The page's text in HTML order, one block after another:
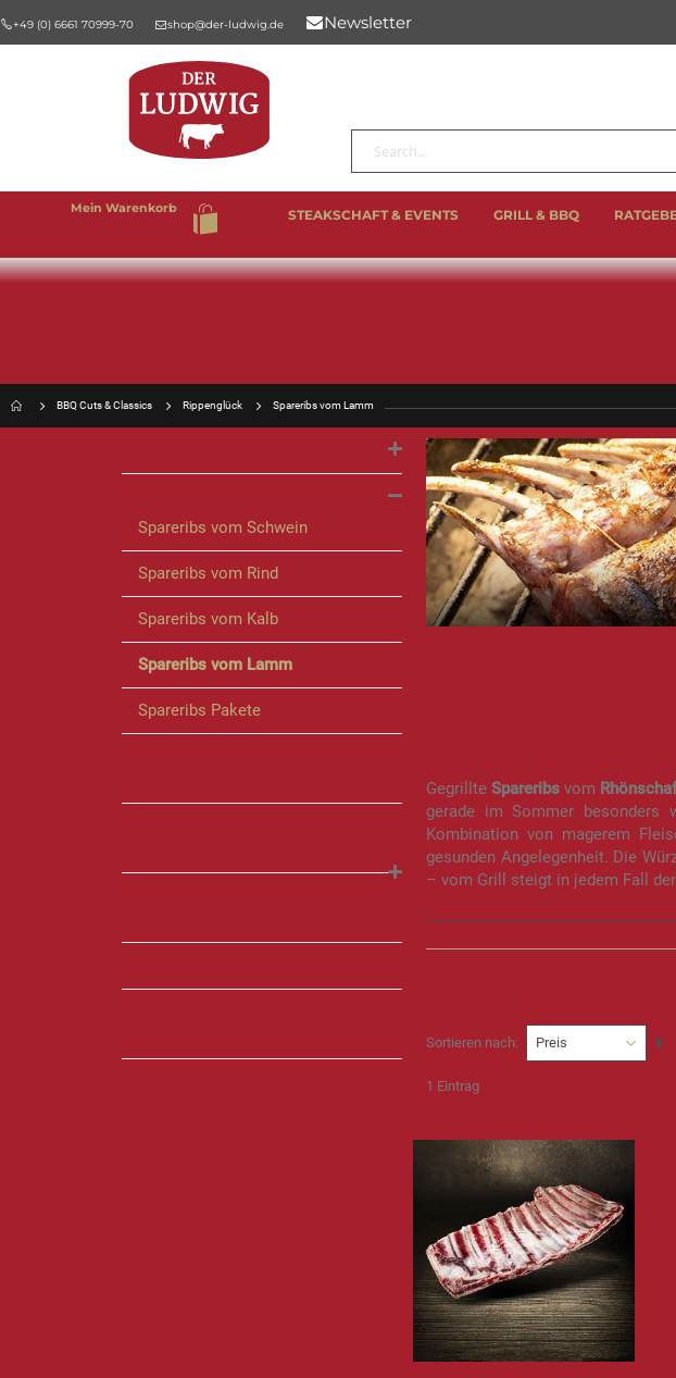
+49 (0) 6661 70999-70 shop@der-ludwig.de Newsletter
Mein Warenkorb
Suche
STEAKSCHAFT & EVENTS GRILL & BBQ
BBQ Cuts & Classics Rippenglück Spareribs vom Lamm
GegrillteSpareribs vom
gerade im Sommer besonders
Kombination von magerem
gesunden Angelegenheit. Die
– vom Grill steigt in jedem Fall
Sortieren nach
1 Eintrag
Spareribs vom Schwein
Spareribs vom Rind
Spareribs vom Kalb
Spareribs vom Lamm
Spareribs Pakete